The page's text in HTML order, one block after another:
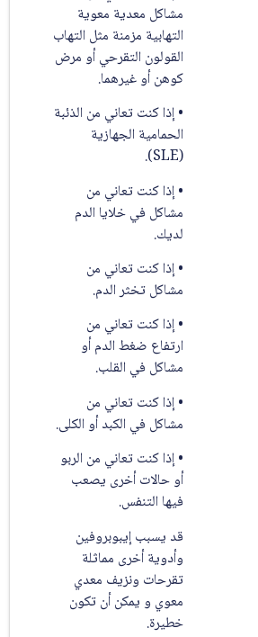
مشاكل معدية معوية
التهابية مزمنة مثل التهاب
القولون التقرحي أو مرض
كوهن أو غيرهما.
• إذا كنت تعاني من الذئبة
الحمامية الجهازية
(SLE).
• إذا كنت تعاني من
مشاكل في خلايا الدم
لديك.
• إذا كنت تعاني من
مشاكل تخثر الدم.
• إذا كنت تعاني من
ارتفاع ضغط الدم أو
مشاكل في القلب.
• إذا كنت تعاني من
مشاكل في الكبد أو الكلى.
• إذا كنت تعاني من الربو
أو حالات أخرى يصعب
فيها التنفس.
قد يسبب إيبوبروفين
وأدوية أخرى مماثلة
تقرحات ونزيف معدي
معوي و يمكن أن تكون
خطيرة.